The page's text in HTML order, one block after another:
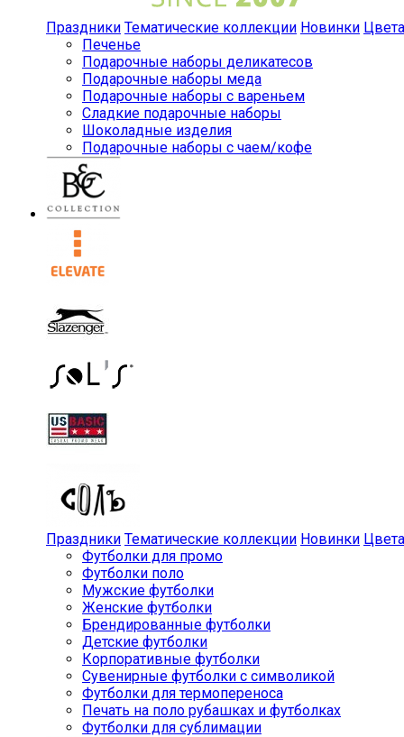
Праздники Тематические коллекции Новинки Цвета
Печенье
Подарочные наборы деликатесов
Подарочные наборы меда
Подарочные наборы с вареньем
Сладкие подарочные наборы
Шоколадные изделия
Подарочные наборы с чаем/кофе
Праздники Тематические коллекции Новинки Цвета
Футболки для промо
Футболки поло
Мужские футболки
Женские футболки
Брендированные футболки
Детские футболки
Корпоративные футболки
Сувенирные футболки с символикой
Футболки для термопереноса
Печать на поло рубашках и футболках
Футболки для сублимации